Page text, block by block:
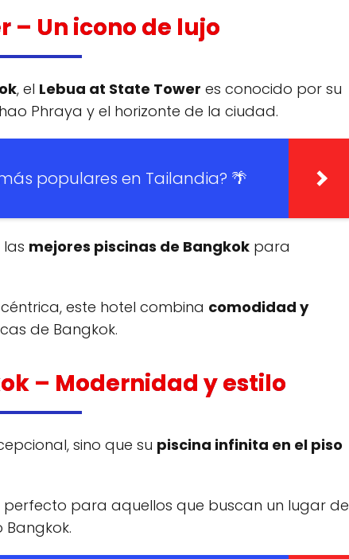
– Un icono de lujo
, el Lebua at State Tower es conocido por su
Phraya y el horizonte de la ciudad.
populares en Tailandia? 🌴
mejores piscinas de Bangkok para
este hotel combina comodidad y
de Bangkok.
– Modernidad y estilo
sino que su piscina infinita en el piso
para aquellos que buscan un lugar de